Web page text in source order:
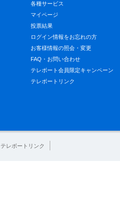
各種サービス
マイページ
投票結果
ログイン情報をお忘れの方
お客様情報の照会・変更
FAQ・お問い合わせ
テレボート会員限定キャンペーン
テレボートリンク
テレボートリンク